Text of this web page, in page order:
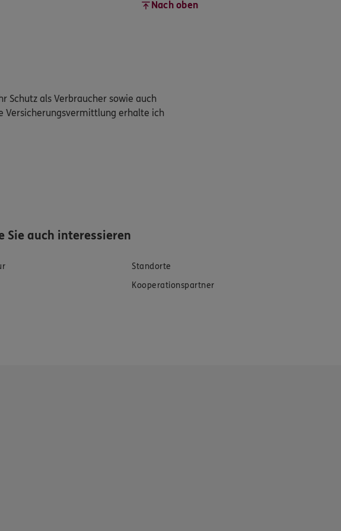
Nach oben
Schutz als Verbraucher sowie auch
Versicherungsvermittlung erhalte ich
Sie auch interessieren
Standorte
Kooperationspartner